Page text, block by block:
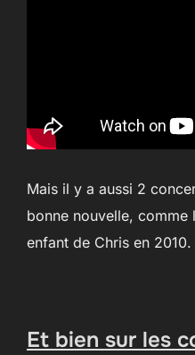
Mais il y a aussi 2
bonne nouvelle, comme
enfant de Chris en 2010.
Et bien sur les